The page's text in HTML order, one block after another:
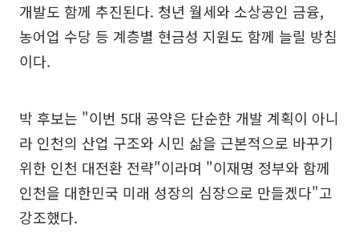
개발도 함께 추진된다. 청년 월세와 소상공인 금융,
농어업 수당 등 계층별 현금성 지원도 함께 늘릴 방침
이다.
박 후보는 "이번 5대 공약은 단순한 개발 계획이 아니
라 인천의 산업 구조와 시민 삶을 근본적으로 바꾸기
위한 인천 대전환 전략"이라며 "이재명 정부와 함께
인천을 대한민국 미래 성장의 심장으로 만들겠다"고
강조했다.